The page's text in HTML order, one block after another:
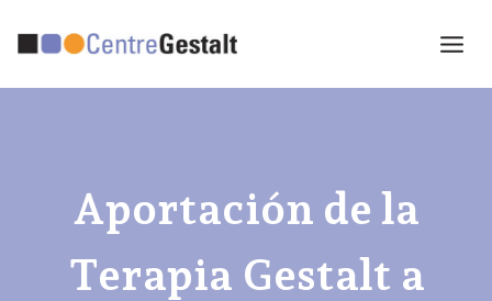
Aportación de la
Terapia Gestalt a